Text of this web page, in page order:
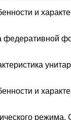
и
федеративной
и